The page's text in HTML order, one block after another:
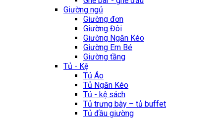
Giường ngủ
Giường đơn
Giường Đôi
Giường Ngăn Kéo
Giường Em Bé
Giường tầng
Tủ - Kệ
Tủ Áo
Tủ Ngăn Kéo
Tủ - kệ sách
Tủ trưng bày – tủ buffet
Tủ đầu giường